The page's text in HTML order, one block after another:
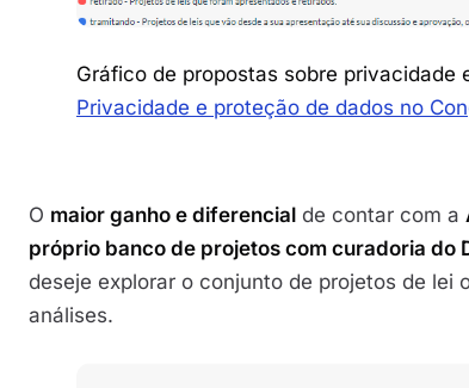
Gráfico de propostas sobre privacidade
Privacidade e proteção de dados no
O maior ganho e diferencial de contar com a
próprio banco de projetos com curadoria do
deseje explorar o conjunto de projetos de lei
análises.